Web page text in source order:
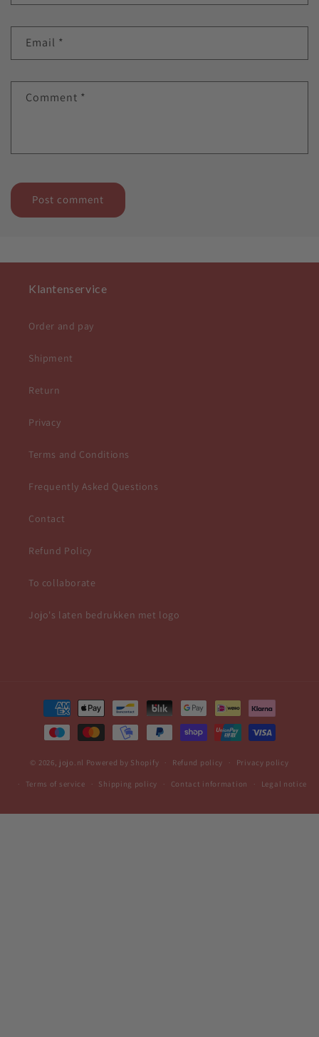
Email *
Comment *
Klantenservice
Order and pay
Shipment
Return
Privacy
Terms and Conditions
Frequently Asked Questions
Contact
Refund Policy
To collaborate
Jojo's laten bedrukken met logo
Payment
methods
© 2026, jojo.nl Powered by Shopify Refund policy Privacy policy
Terms of service Shipping policy Contact information Legal notice